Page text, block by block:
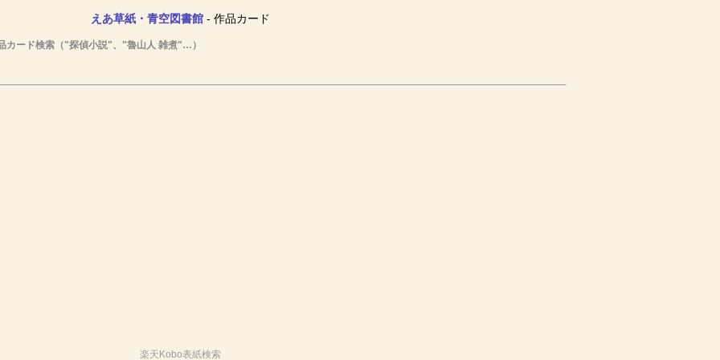
えあ草紙・青空図書館- 作品カード
カード検索（"探偵小説"、"魯山人 雑煮"…）
楽天Kobo表紙検索